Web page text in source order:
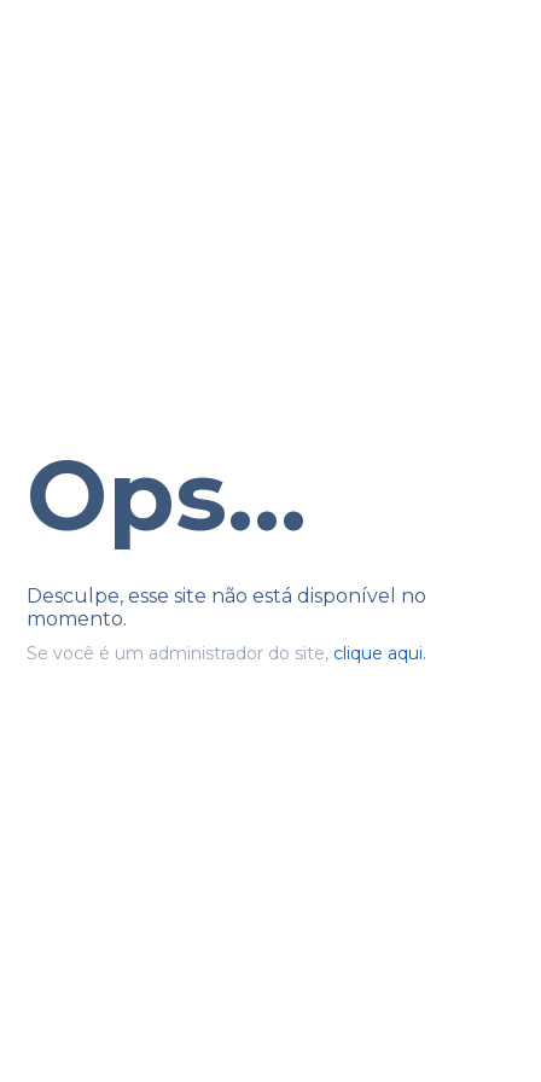
Ops...
Desculpe, esse site não está disponível no
momento.
Se você é um administrador do site, clique aqui.